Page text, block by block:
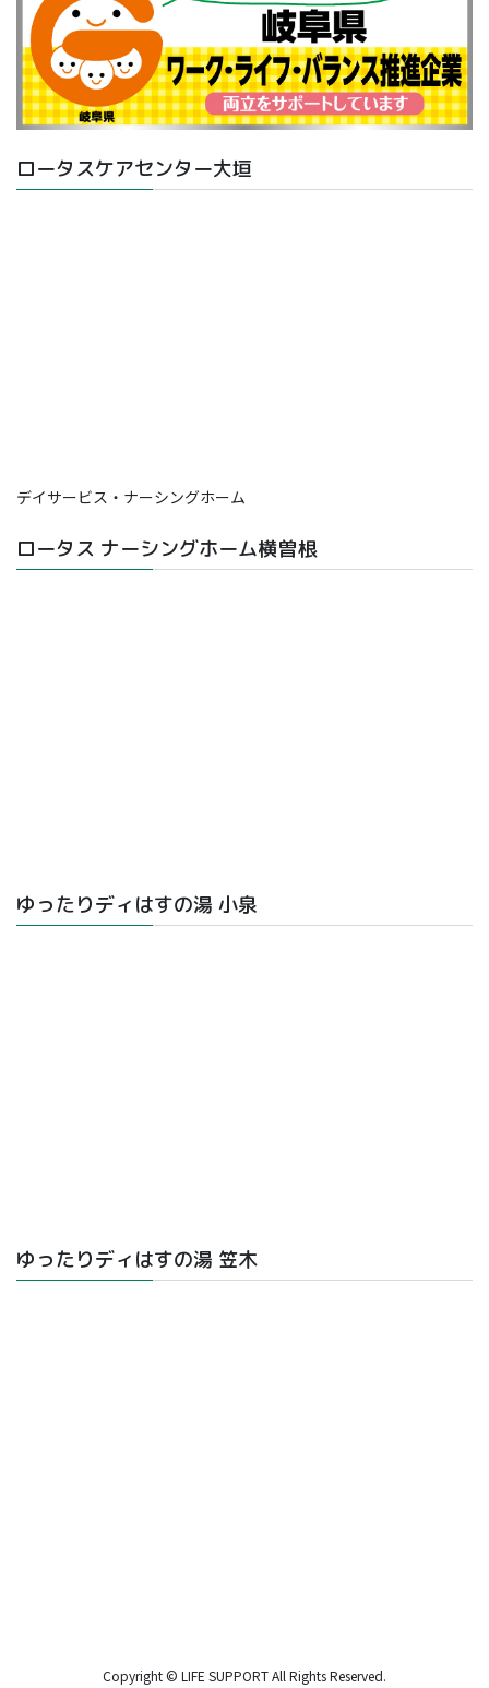
ロータスケアセンター大垣
デイサービス・ナーシングホーム
ロータス ナーシングホーム横曽根
ゆったりディはすの湯 小泉
ゆったりディはすの湯 笠木
Copyright © LIFE SUPPORT All Rights Reserved.